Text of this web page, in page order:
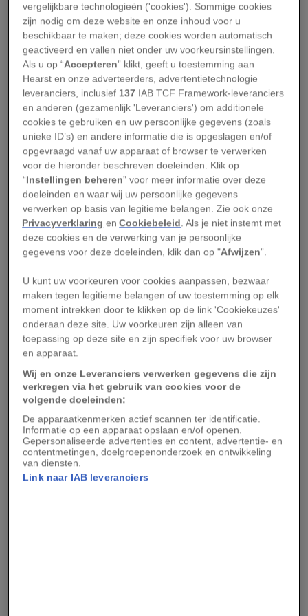
Nederland al veel eerder verkiezingen. In 1796,
tijdens de Bataafse Republiek, werd de eerste
volksvertegenwoordiging gekozen. Daarna bleef
het stemrecht echter lang voorbehouden aan de
rijke, mannelijke elite. In de negentiende eeuw
lag het aantal stemgerechtigden vaak niet hoger
dan vier procent van de bevolking.
Leestip:Welke namen heeft Nederland allemaal
gekend? Een korte geschiedenis van Nederland
In de eeuw daarna werd het kiesrecht stap voor
stap uitgebreid. Een belangrijk keerpunt kwam in
1917, toen politieke partijen na jaren van strijd
kiesrecht: de zogeheten Pacificatie. Vanaf dat
moment mochten alle mannen ouder dan 25 jaar
stemmen, ongeacht hun inkomen of
maatschappelijke positie.
Wat is de Pacificatie van 1917?
Op 3 juli 1918 vonden de eerste verkiezingen met
algemeen mannenkiesrecht plaats. Voor het
eerst mochten alle volwassen mannen hun stem
vergelijkbare technologieën ('cookies'). Sommige cookies
zijn nodig om deze website en onze inhoud voor u
beschikbaar te maken; deze cookies worden automatisch
geactiveerd en vallen niet onder uw voorkeursinstellingen.
Als u op “Accepteren” klikt, geeft u toestemming aan
Hearst en onze adverteerders, advertentietechnologie
leveranciers, inclusief 137 IAB TCF Framework-leveranciers
en anderen (gezamenlijk 'Leveranciers') om additionele
cookies te gebruiken en uw persoonlijke gegevens (zoals
unieke ID’s) en andere informatie die is opgeslagen en/of
opgevraagd vanaf uw apparaat of browser te verwerken
voor de hieronder beschreven doeleinden. Klik op
“Instellingen beheren” voor meer informatie over deze
doeleinden en waar wij uw persoonlijke gegevens
verwerken op basis van legitieme belangen. Zie ook onze
Privacyverklaring enCookiebeleid. Als je niet instemt met
deze cookies en de verwerking van je persoonlijke
gegevens voor deze doeleinden, klik dan op "Afwijzen”.
U kunt uw voorkeuren voor cookies aanpassen, bezwaar
maken tegen legitieme belangen of uw toestemming op elk
moment intrekken door te klikken op de link 'Cookiekeuzes'
onderaan deze site. Uw voorkeuren zijn alleen van
toepassing op deze site en zijn specifiek voor uw browser
en apparaat.
Wij en onze Leveranciers verwerken gegevens die zijn
verkregen via het gebruik van cookies voor de
volgende doeleinden:
De apparaatkenmerken actief scannen ter identificatie.
Informatie op een apparaat opslaan en/of openen.
Gepersonaliseerde advertenties en content, advertentie- en
contentmetingen, doelgroepenonderzoek en ontwikkeling
van diensten.
Link naar IAB leveranciers